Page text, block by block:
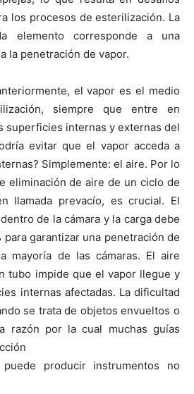
los procesos de esterilización. La
elemento corresponde a una
la penetración de vapor.
el vapor es el medio
siempre que entre en
superficies internas y externas del
evitar que el vapor acceda a
Simplemente: el aire. Por lo
eliminación de aire de un ciclo de
llamada prevacío, es crucial. El
de la cámara y la carga debe
para garantizar una penetración de
mayoría de las cámaras. El aire
tubo impide que el vapor llegue y
internas afectadas. La dificultad
se trata de objetos envueltos o
razón por la cual muchas guías
producir instrumentos no